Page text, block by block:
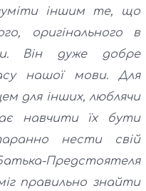
іншим те, що
оригінального в
Він дуже добре
нашої мови. Для
для інших, люблячи
навчити їх бути
нести свій
Предстоятеля
правильно знайти